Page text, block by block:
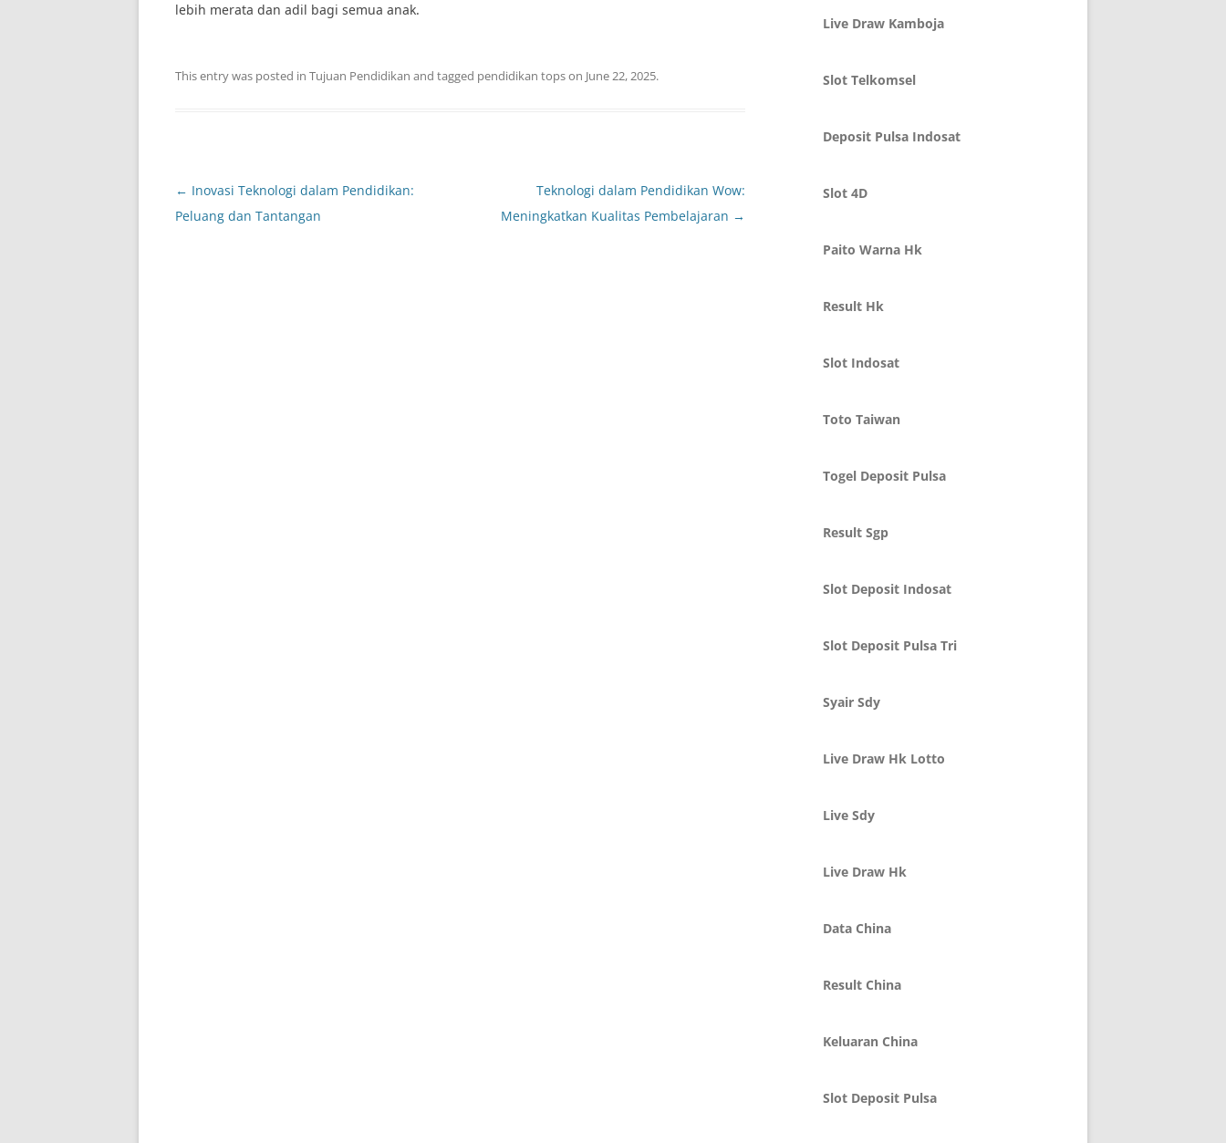
lebih merata dan adil bagi semua anak.
This entry was posted in Tujuan Pendidikan and tagged pendidikan topson June 22, 2025.
Post
navigation
← Inovasi Teknologi dalam Pendidikan:
Peluang dan Tantangan
Teknologi dalam Pendidikan Wow:
Meningkatkan Kualitas Pembelajaran →
Live Draw Kamboja
Slot Telkomsel
Deposit Pulsa Indosat
Slot 4D
Paito Warna Hk
Result Hk
Slot Indosat
Toto Taiwan
Togel Deposit Pulsa
Result Sgp
Slot Deposit Indosat
Slot Deposit Pulsa Tri
Syair Sdy
Live Draw Hk Lotto
Live Sdy
Live Draw Hk
Data China
Result China
Keluaran China
Slot Deposit Pulsa